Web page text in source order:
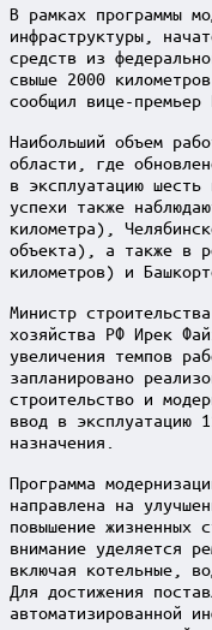
В рамках программы
инфраструктуры,
средств из
свыше 2000
сообщил вице-премьер
Наибольший объем
области, где
в эксплуатацию
успехи также
километра),
объекта), а также в
километров) и
Министр
хозяйства РФ Ирек
увеличения темпов
запланировано
строительство и
ввод в эксплуатацию
назначения.
Программа
направлена на
повышение жизненных
внимание уделяется
включая котельные,
Для достижения
автоматизированной